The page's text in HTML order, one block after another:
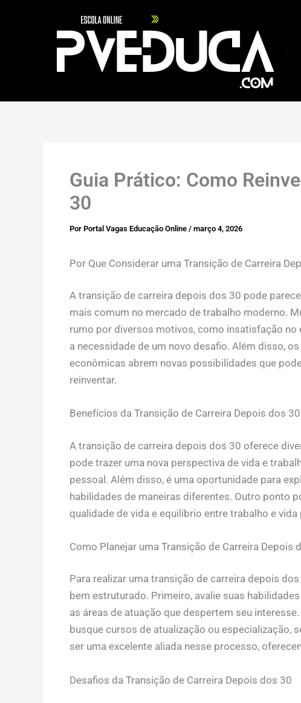
Guia Prático: Como
30
Por Portal Vagas Educação Online / março 4, 2026
Por Que Considerar uma Transição de Carreira
A transição de carreira depois dos 30 pode
mais comum no mercado de trabalho moderno.
rumo por diversos motivos, como insatisfação
a necessidade de um novo desafio. Além disso,
econômicas abrem novas possibilidades que
reinventar.
Benefícios da Transição de Carreira Depois dos 30
A transição de carreira depois dos 30 oferece
pode trazer uma nova perspectiva de vida e
pessoal. Além disso, é uma oportunidade para
habilidades de maneiras diferentes. Outro ponto
qualidade de vida e equilíbrio entre trabalho e vida
Como Planejar uma Transição de Carreira Depois
Para realizar uma transição de carreira depois
bem estruturado. Primeiro, avalie suas
as áreas de atuação que despertem seu
busque cursos de atualização ou especialização,
ser uma excelente aliada nesse processo,
Desafios da Transição de Carreira Depois dos 30